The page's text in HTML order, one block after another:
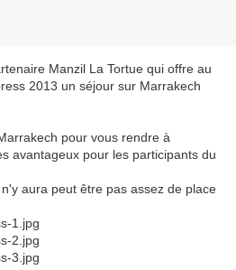
Manzil La Tortue qui offre au
2013 un séjour sur Marrakech
pour vous rendre à
avantageux pour les participants du
aura peut être pas assez de place